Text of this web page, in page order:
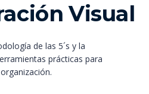
Visual
de las 5´s y la
prácticas para